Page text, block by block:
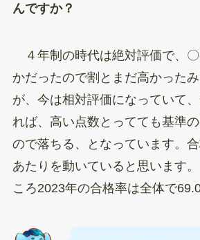
んですか？
４年制の時代は絶対評価で、〇
かだったので割とまだ高かった
が、今は相対評価になっていて
れば、高い点数とってても基準
ので落ちる、となっています。
あたりを動いていると思います
ころ2023年の合格率は全体で